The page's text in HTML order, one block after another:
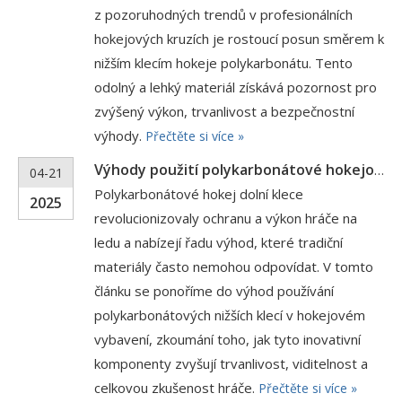
z pozoruhodných trendů v profesionálních
hokejových kruzích je rostoucí posun směrem k
nižším klecím hokeje polykarbonátu. Tento
odolný a lehký materiál získává pozornost pro
zvýšený výkon, trvanlivost a bezpečnostní
výhody. Přečtěte si více »
04-21
2025
Výhody použití polykarbonátové hokejové dolní klece
Polykarbonátové hokej dolní klece
revolucionizovaly ochranu a výkon hráče na
ledu a nabízejí řadu výhod, které tradiční
materiály často nemohou odpovídat. V tomto
článku se ponoříme do výhod používání
polykarbonátových nižších klecí v hokejovém
vybavení, zkoumání toho, jak tyto inovativní
komponenty zvyšují trvanlivost, viditelnost a
celkovou zkušenost hráče. Přečtěte si více »